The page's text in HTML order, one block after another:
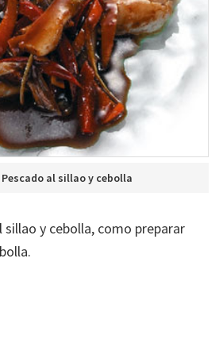
Pescado al sillao y cebolla
sillao y cebolla, como preparar